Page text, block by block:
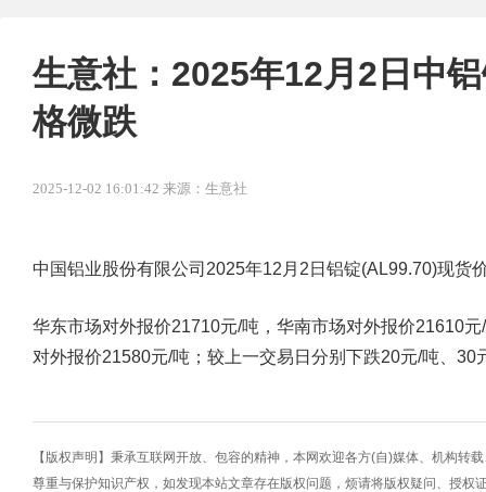
生意社：2025年12月2日中
格微跌
2025-12-02 16:01:42 来源：生意社
中国铝业股份有限公司2025年12月2日铝锭(AL99.70)现货
华东市场对外报价21710元/吨，华南市场对外报价21610
对外报价21580元/吨；较上一交易日分别下跌20元/吨、30
【版权声明】秉承互联网开放、包容的精神，本网欢迎各方(自)媒体、机构转
尊重与保护知识产权，如发现本站文章存在版权问题，烦请将版权疑问、授权